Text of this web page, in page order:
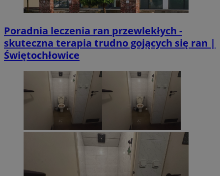
Poradnia leczenia ran przewlekłych -
skuteczna terapia trudno gojących się ran |
Świętochłowice